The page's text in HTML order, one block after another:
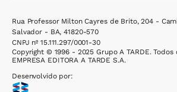
Rua Professor Milton Cayres de Brito, 204 -
Salvador - BA, 41820-570
CNPJ nº 15.111.297/0001-30
Copyright © 1996 - 2025 Grupo A TARDE.
EMPRESA EDITORA A TARDE S.A.
Desenvolvido por: